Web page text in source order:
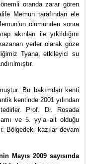
oranda zarar gören
Memun tarafından ele
ölümünden sonra
akınları ile yıkıldığını
yerler olarak göze
Tyana, etkileyici su
Bu bakımdan kenti
kentinde 2001 yılından
Prof. Dr. Rosada
ve 5. yy’a ait olduğu
Bölgedeki kazılar devam
Mayıs 2009 sayısında